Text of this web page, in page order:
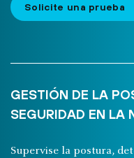
Solicite una prueba
GESTIÓN DE LA
SEGURIDAD EN LA
Supervise la postura,